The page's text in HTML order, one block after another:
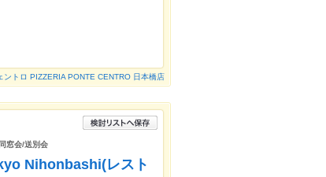
ントロ PIZZERIA PONTE CENTRO 日本橋店
窓会/送別会
Nihonbashi(レスト